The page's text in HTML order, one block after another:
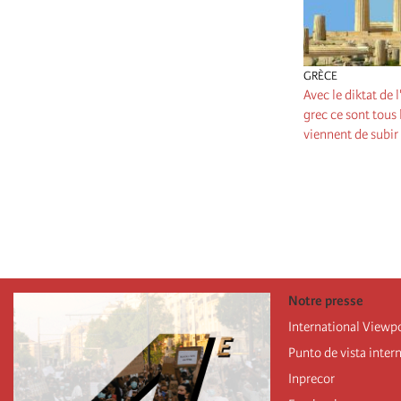
GRÈCE
Avec le diktat de
grec ce sont
viennent de
Notre presse
International
Punto de vista
Inprecor